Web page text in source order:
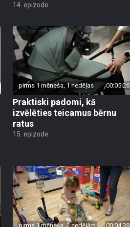
14. epizode
pirms 1 mēneša, 1 nedēļas 00:05:26
Praktiski padomi, kā
izvēlēties teicamus bērnu
ratus
15. epizode
pirms 1 mēneša, 2 nedēļām 00:04:38